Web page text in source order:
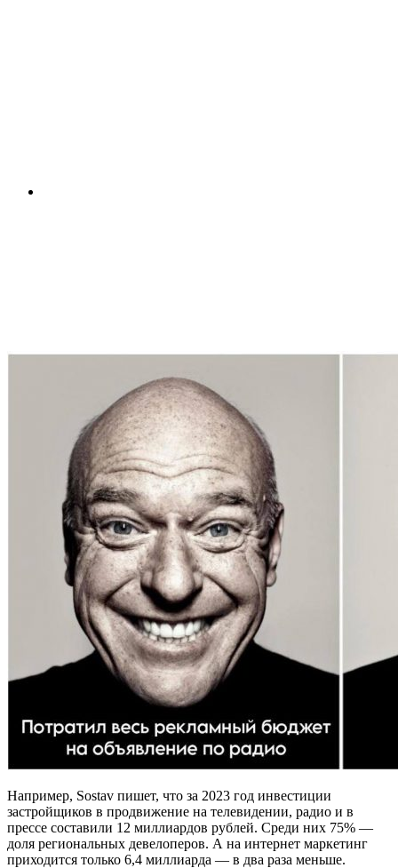
Например, Sostav пишет, что за 2023 год инвестиции
застройщиков в продвижение на телевидении, радио и в
прессе составили 12 миллиардов рублей. Среди них 75% —
доля региональных девелоперов. А на интернет маркетинг
приходится только 6,4 миллиарда — в два раза меньше.